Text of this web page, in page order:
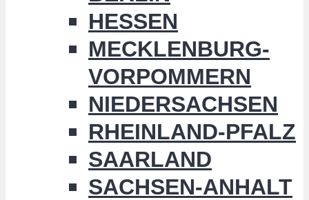
HESSEN
MECKLENBURG-
VORPOMMERN
NIEDERSACHSEN
RHEINLAND-PFALZ
SAARLAND
SACHSEN-ANHALT